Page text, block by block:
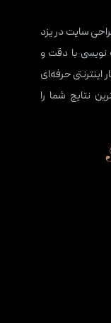
سایت در یزد
نویسی با دقت و
حرفه‌ای
نتایج شما را